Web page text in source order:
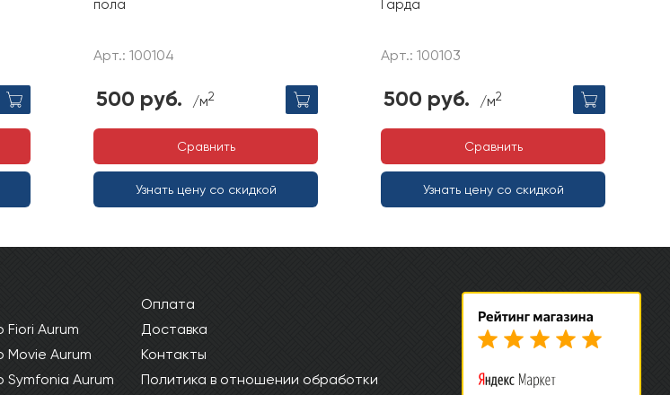
пола
Арт.: 100104
500 руб. /м2
Сравнить
Узнать цену со скидкой
Гарда
Арт.: 100103
500 руб. /м2
Сравнить
Узнать цену со скидкой
Fiori Aurum
Movie Aurum
Symfonia Aurum
Оплата
Доставка
Контакты
Политика в отношении обработки